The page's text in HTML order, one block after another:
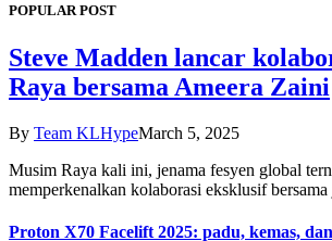
POPULAR POST
Steve Madden lancar
Raya bersama Ameera Zaini
By Team KLHypeMarch 5, 2025
Musim Raya kali ini, jenama fesyen global
memperkenalkan kolaborasi eksklusif
Proton X70 Facelift 2025: padu, kemas,